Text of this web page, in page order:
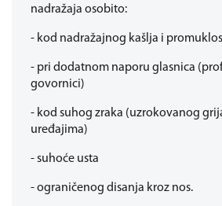
nadražaja osobito:
- kod nadražajnog kašlja i
- pri dodatnom naporu glasnica
govornici)
- kod suhog zraka (uzrokovanog
uređajima)
- suhoće usta
- ograničenog disanja kroz nos.